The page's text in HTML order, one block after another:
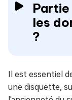
les
?
Il est essentiel
une disquette,